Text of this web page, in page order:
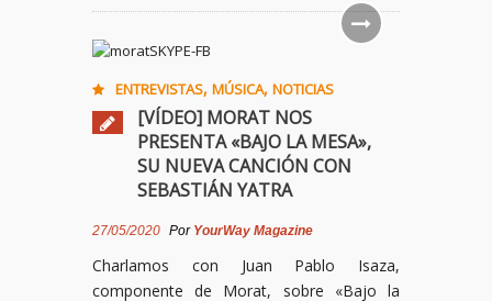
ENTREVISTAS, MÚSICA, NOTICIAS
[VÍDEO] MORAT NOS
PRESENTA «BAJO LA MESA»,
SU NUEVA CANCIÓN CON
SEBASTIÁN YATRA
27/05/2020 Por YourWay Magazine
Charlamos con Juan Pablo Isaza,
componente de Morat, sobre «Bajo la